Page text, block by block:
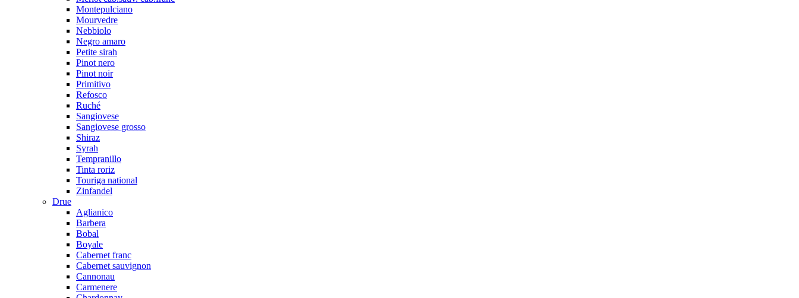
Montepulciano
Mourvedre
Nebbiolo
Negro amaro
Petite sirah
Pinot nero
Pinot noir
Primitivo
Refosco
Ruché
Sangiovese
Sangiovese grosso
Shiraz
Syrah
Tempranillo
Tinta roriz
Touriga national
Zinfandel
Drue
Aglianico
Barbera
Bobal
Boyale
Cabernet franc
Cabernet sauvignon
Cannonau
Carmenere